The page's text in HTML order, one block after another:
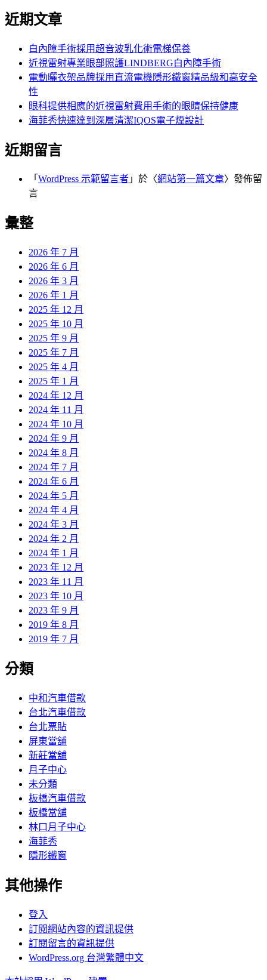
近期文章
白內障手術採用超音波乳化術電梯保養
近視雷射專業眼部照護LINDBERG白內障手術
電動曬衣架品牌採用直流電機隱形鐵窗精品級和高安全
性
眼科提供相應的近視雷射費用手術的眼睛保持健康
海菲秀快速達到深層清潔IQOS電子煙設計
近期留言
「 WordPress 示範留言者 」於〈網站第一篇文章〉發佈留
言
彙整
2026 年 7 月
2026 年 6 月
2026 年 3 月
2026 年 1 月
2025 年 12 月
2025 年 10 月
2025 年 9 月
2025 年 7 月
2025 年 4 月
2025 年 1 月
2024 年 12 月
2024 年 11 月
2024 年 10 月
2024 年 9 月
2024 年 8 月
2024 年 7 月
2024 年 6 月
2024 年 5 月
2024 年 4 月
2024 年 3 月
2024 年 2 月
2024 年 1 月
2023 年 12 月
2023 年 11 月
2023 年 10 月
2023 年 9 月
2019 年 8 月
2019 年 7 月
分類
中和汽車借款
台北汽車借款
台北票貼
屏東當舖
新莊當舖
月子中心
未分類
板橋汽車借款
板橋當舖
林口月子中心
海菲秀
隱形鐵窗
其他操作
登入
訂閱網站內容的資訊提供
訂閱留言的資訊提供
WordPress.org 台灣繁體中文